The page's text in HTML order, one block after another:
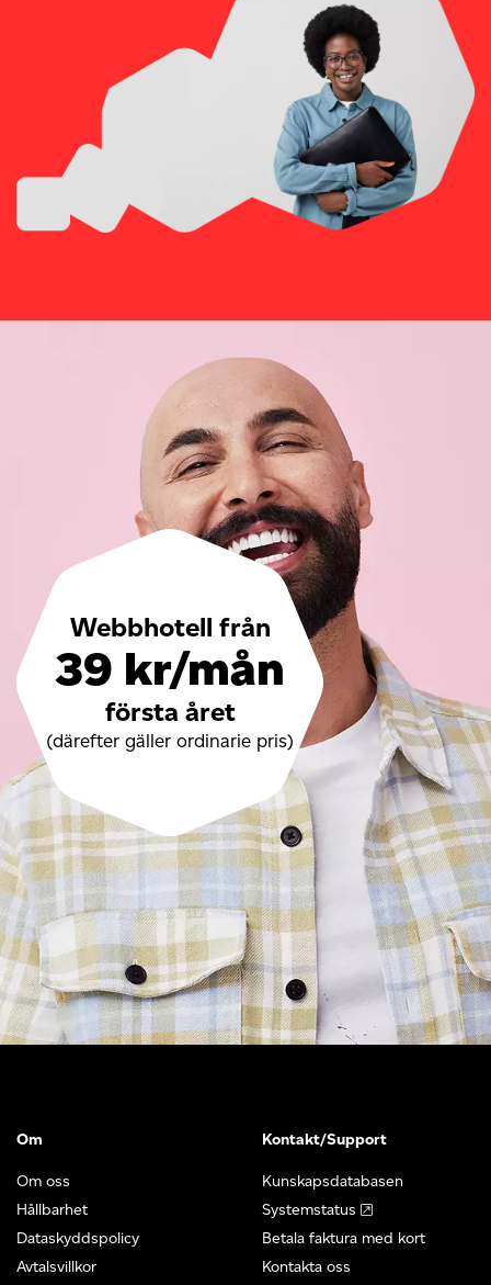
Webbhotell från
39 kr/mån
första året
(därefter gäller ordinarie pris)
Om
Om oss
Hållbarhet
Dataskyddspolicy
Avtalsvillkor
Kontakt/Support
Kunskapsdatabasen
Systemstatus
Betala faktura med kort
Kontakta oss